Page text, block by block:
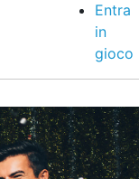
Entra
in
gioco